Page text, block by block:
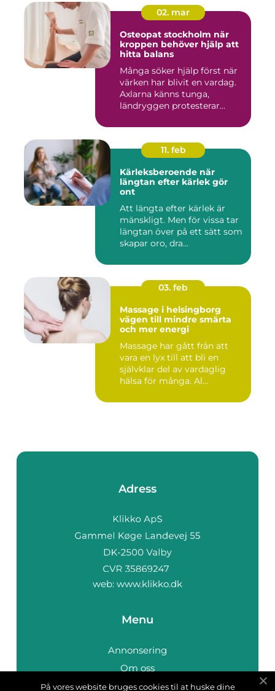
02. mar
Osteopat stockholm när
kroppen behöver hjälp att
hitta balans
Många söker hjälp först när
värken har blivit en vardag.
Axlarna känns tunga,
ländryggen protesterar...
11. feb
Kärleksberoende när
längtan efter kärlek gör
ont
Att längta efter kärlek är
mänskligt. Men för vissa tar
längtan över på ett sätt som
skapar oro, dra...
03. feb
Massage i helsingborg
vägen till mindre smärta
och mer energi
Massage har gått från att
vara en lyx till att bli en
självklar del av vardaglig
hälsa för många. Al...
Adress
web: www.klikko.dk
Menu
Annonsering
Om oss
Cookies
På vores website bruges cookies til at huske dine